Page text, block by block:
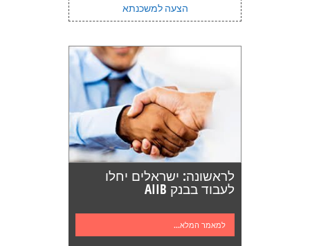
הצעה למשכנתא
לראשונה: ישראלים יחלו
לעבוד בבנק AIIB
למאמר המלא...